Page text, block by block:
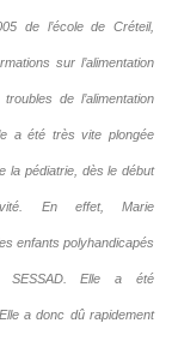
de l’école de Créteil,
sur l’alimentation
de l’alimentation
a été très vite plongée
la pédiatrie, dès le début
En effet, Marie
enfants polyhandicapés
SESSAD. Elle a été
a donc dû rapidement